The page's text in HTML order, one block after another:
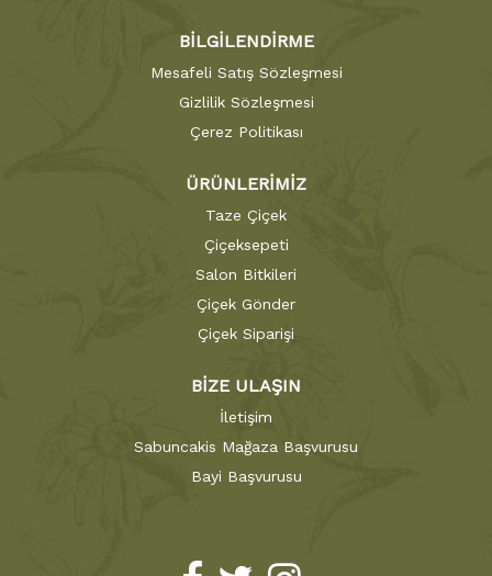
BİLGİLENDİRME
Mesafeli Satış Sözleşmesi
Gizlilik Sözleşmesi
Çerez Politikası
ÜRÜNLERİMİZ
Taze Çiçek
Çiçeksepeti
Salon Bitkileri
Çiçek Gönder
Çiçek Siparişi
BİZE ULAŞIN
İletişim
Sabuncakis Mağaza Başvurusu
Bayi Başvurusu